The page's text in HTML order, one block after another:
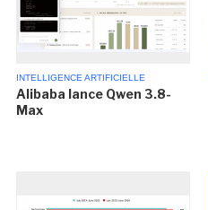
INTELLIGENCE ARTIFICIELLE
Alibaba lance Qwen 3.8-
Max